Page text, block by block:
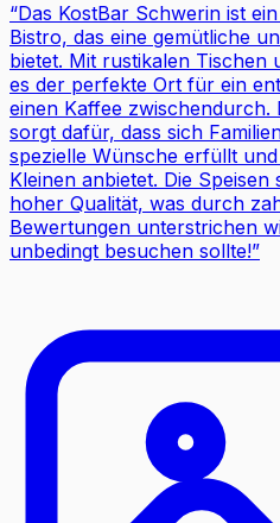
“Das KostBar Schwerin ist
Bistro, das eine gemütliche
bietet. Mit rustikalen Tischen
es der perfekte Ort für ein
einen Kaffee zwischendurch.
sorgt dafür, dass sich
spezielle Wünsche erfüllt
Kleinen anbietet. Die
hoher Qualität, was durch
Bewertungen unterstrichen
unbedingt besuchen sollte!”